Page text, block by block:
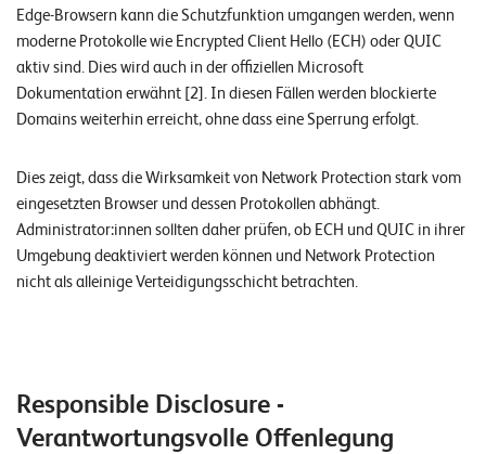
Edge-Browsern kann die Schutzfunktion umgangen werden, wenn
moderne Protokolle wie Encrypted Client Hello (ECH) oder QUIC
aktiv sind. Dies wird auch in der offiziellen Microsoft
Dokumentation erwähnt [2]. In diesen Fällen werden blockierte
Domains weiterhin erreicht, ohne dass eine Sperrung erfolgt.
Dies zeigt, dass die Wirksamkeit von Network Protection stark vom
eingesetzten Browser und dessen Protokollen abhängt.
Administrator:innen sollten daher prüfen, ob ECH und QUIC in ihrer
Umgebung deaktiviert werden können und Network Protection
nicht als alleinige Verteidigungsschicht betrachten.
Responsible Disclosure -
Verantwortungsvolle Offenlegung